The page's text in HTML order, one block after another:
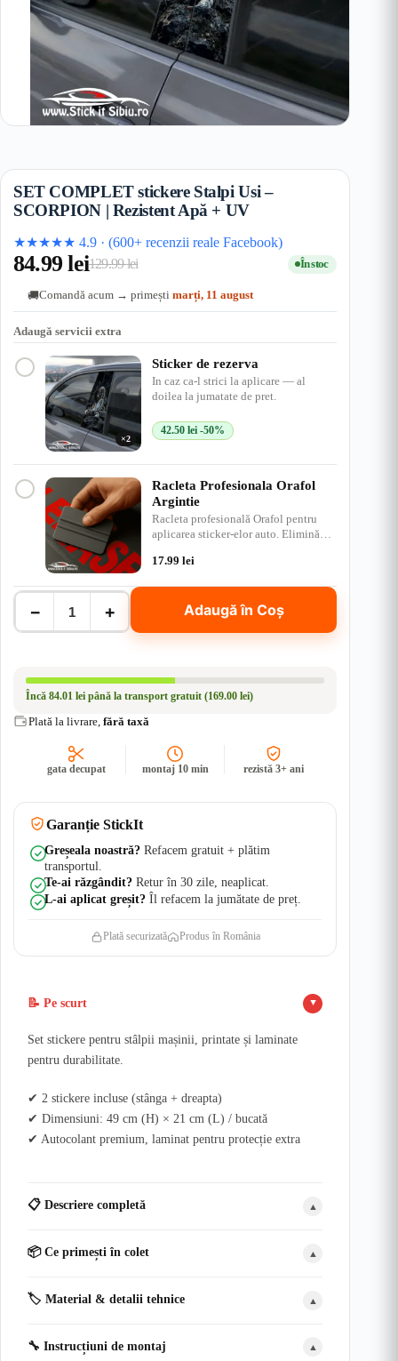
SET COMPLET stickere Stalpi Usi –
SCORPION | Rezistent Apă + UV
★★★★★ 4.9 · (600+ recenzii reale Facebook)
129.99lei
Prețul
inițial
a
fost:
129.99 lei.
84.99lei
Prețul
curent
este:
84.99 lei.
În stoc
🚚Comandă acum → primești marți, 11 august
Adaugă servicii extra
×2
Sticker de rezerva
In caz ca-l strici la aplicare — al
doilea la jumatate de pret.
42.50lei -50%
Racleta Profesionala Orafol
Argintie
Racleta profesională Orafol pentru
aplicarea sticker-elor auto. Elimină
17.99lei
Cantitate
SET
COMPLET
SCORPION
|
− + Adaugă în Coș
Încă 84.01 lei până la transport gratuit (169.00 lei)
Plată la livrare, fără taxă
gata decupat montaj 10 min rezistă 3+ ani
Garanție StickIt
Greșeala noastră? Refacem gratuit + plătim
transportul.
Te-ai răzgândit? Retur în 30 zile, neaplicat.
L-ai aplicat greșit? Îl refacem la jumătate de preț.
Plată securizată Produs în România
📝 Pe scurt ▲
Set stickere pentru stâlpii mașinii, printate și laminate
pentru durabilitate.
✔ 2 stickere incluse (stânga + dreapta)
✔ Dimensiuni: 49 cm (H) × 21 cm (L) / bucată
✔ Autocolant premium, laminat pentru protecție extra
📋 Descriere completă ▲
📦 Ce primești în colet ▲
🏷️ Material & detalii tehnice ▲
🔧 Instrucțiuni de montaj ▲